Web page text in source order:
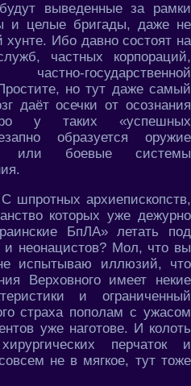
выведенные за рамки
и целые бригады, даже не
Ибо давно состоят на
частных корпораций,
государственной
но тут даже самый
даёт осечки от осознания
у таких «успешных
образуется оружие
или боевые системы
шпротных архиепископств,
которых уже дежурно
БпЛА» летать под
неонацистов? Мол, что вы
испытываю иллюзий, что
Верховного имеет некие
и ограниченный
страха пополам с ужасом
уже наготове. И колоть
перчаток и
не в мягкое, тут тоже